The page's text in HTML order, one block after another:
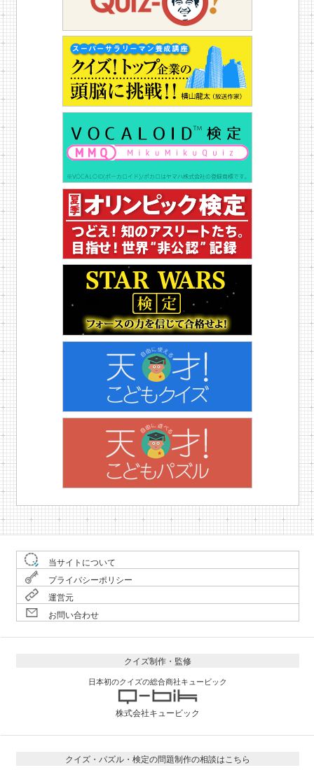
当サイトについて
プライバシーポリシー
運営元
お問い合わせ
クイズ制作・監修
日本初のクイズの総合商社キュービック
株式会社キュービック
クイズ・パズル・検定の問題制作の相談はこちら